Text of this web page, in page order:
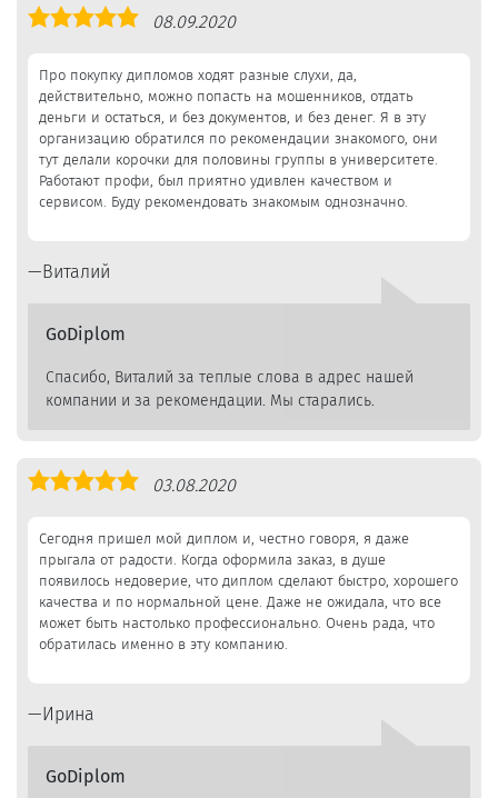
Оценка
08.09.2020
Про покупку дипломов ходят разные слухи, да,
действительно, можно попасть на мошенников, отдать
деньги и остаться, и без документов, и без денег. Я в эту
организацию обратился по рекомендации знакомого, они
тут делали корочки для половины группы в университете.
Работают профи, был приятно удивлен качеством и
сервисом. Буду рекомендовать знакомым однозначно.
Виталий
GoDiplom
Спасибо, Виталий за теплые слова в адрес нашей
компании и за рекомендации. Мы старались.
Оценка
03.08.2020
Сегодня пришел мой диплом и, честно говоря, я даже
прыгала от радости. Когда оформила заказ, в душе
появилось недоверие, что диплом сделают быстро, хорошего
качества и по нормальной цене. Даже не ожидала, что все
может быть настолько профессионально. Очень рада, что
обратилась именно в эту компанию.
Ирина
GoDiplom